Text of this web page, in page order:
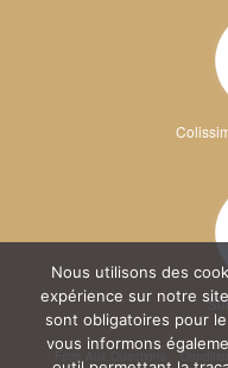
Nous utilisons des
expérience sur notre
sont obligatoires pour
vous informons